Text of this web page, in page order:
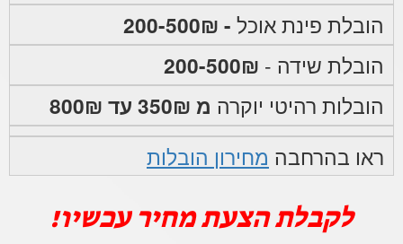
הובלת פינת אוכל - 200-500₪
הובלת שידה - 200-500₪
הובלות רהיטי יוקרה מ 350₪ עד 800₪
ראו בהרחבה מחירון הובלות
לקבלת הצעת מחיר עכשיו!